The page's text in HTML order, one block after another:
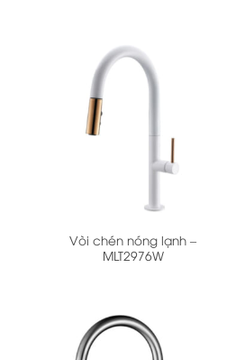
Vòi chén nóng lạnh –
MLT2976W